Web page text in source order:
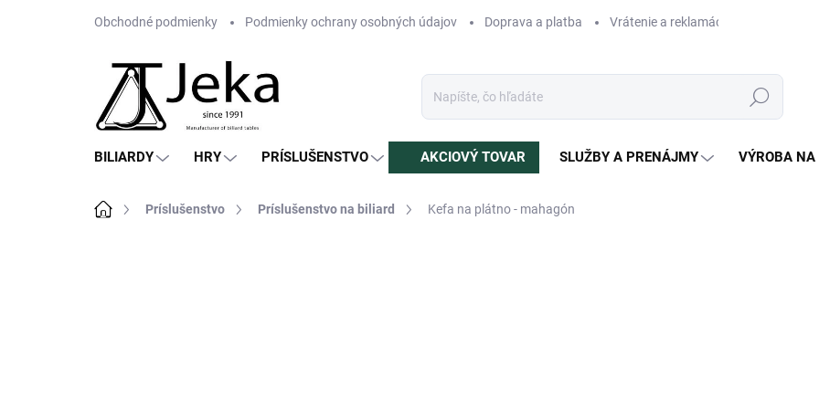
Obchodné podmienky Podmienky ochrany osobných údajov Doprava a platba Vrátenie a reklamácia
Hľadať
BILIARDY HRY PRÍSLUŠENSTVO AKCIOVÝ TOVAR SLUŽBY A PRENÁJMY VÝROBA NA
DomovPríslušenstvo Príslušenstvo na biliard Kefa na plátno - mahagón